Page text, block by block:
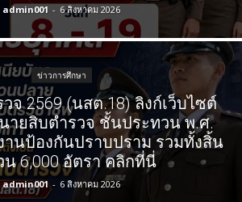
admin001 - 6 สิงหาคม 2026
ข่าวการศึกษา
จ 2569 (นสต.18) ลิงก์เว็บไซต์
ายสิบตำรวจ ชั้นประทวน พ.ศ.
านป้องกันปราบปราม รวมทั้งสิ้น
น 6,000 อัตรา คลิกที่นี่
admin001 - 6 สิงหาคม 2026